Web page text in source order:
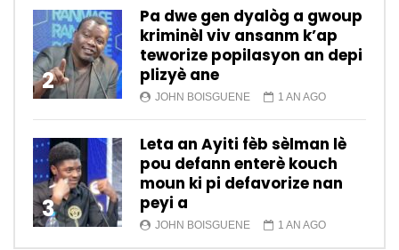
2
Pa dwe gen dyalòg a gwoup
kriminèl viv ansanm k’ap
teworize popilasyon an depi
plizyè ane
JOHN BOISGUENE 1 AN AGO
3
Leta an Ayiti fèb sèlman lè
pou defann enterè kouch
moun ki pi defavorize nan
peyi a
JOHN BOISGUENE 1 AN AGO